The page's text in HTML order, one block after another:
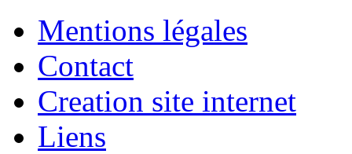
Mentions légales
Contact
Creation site internet
Liens